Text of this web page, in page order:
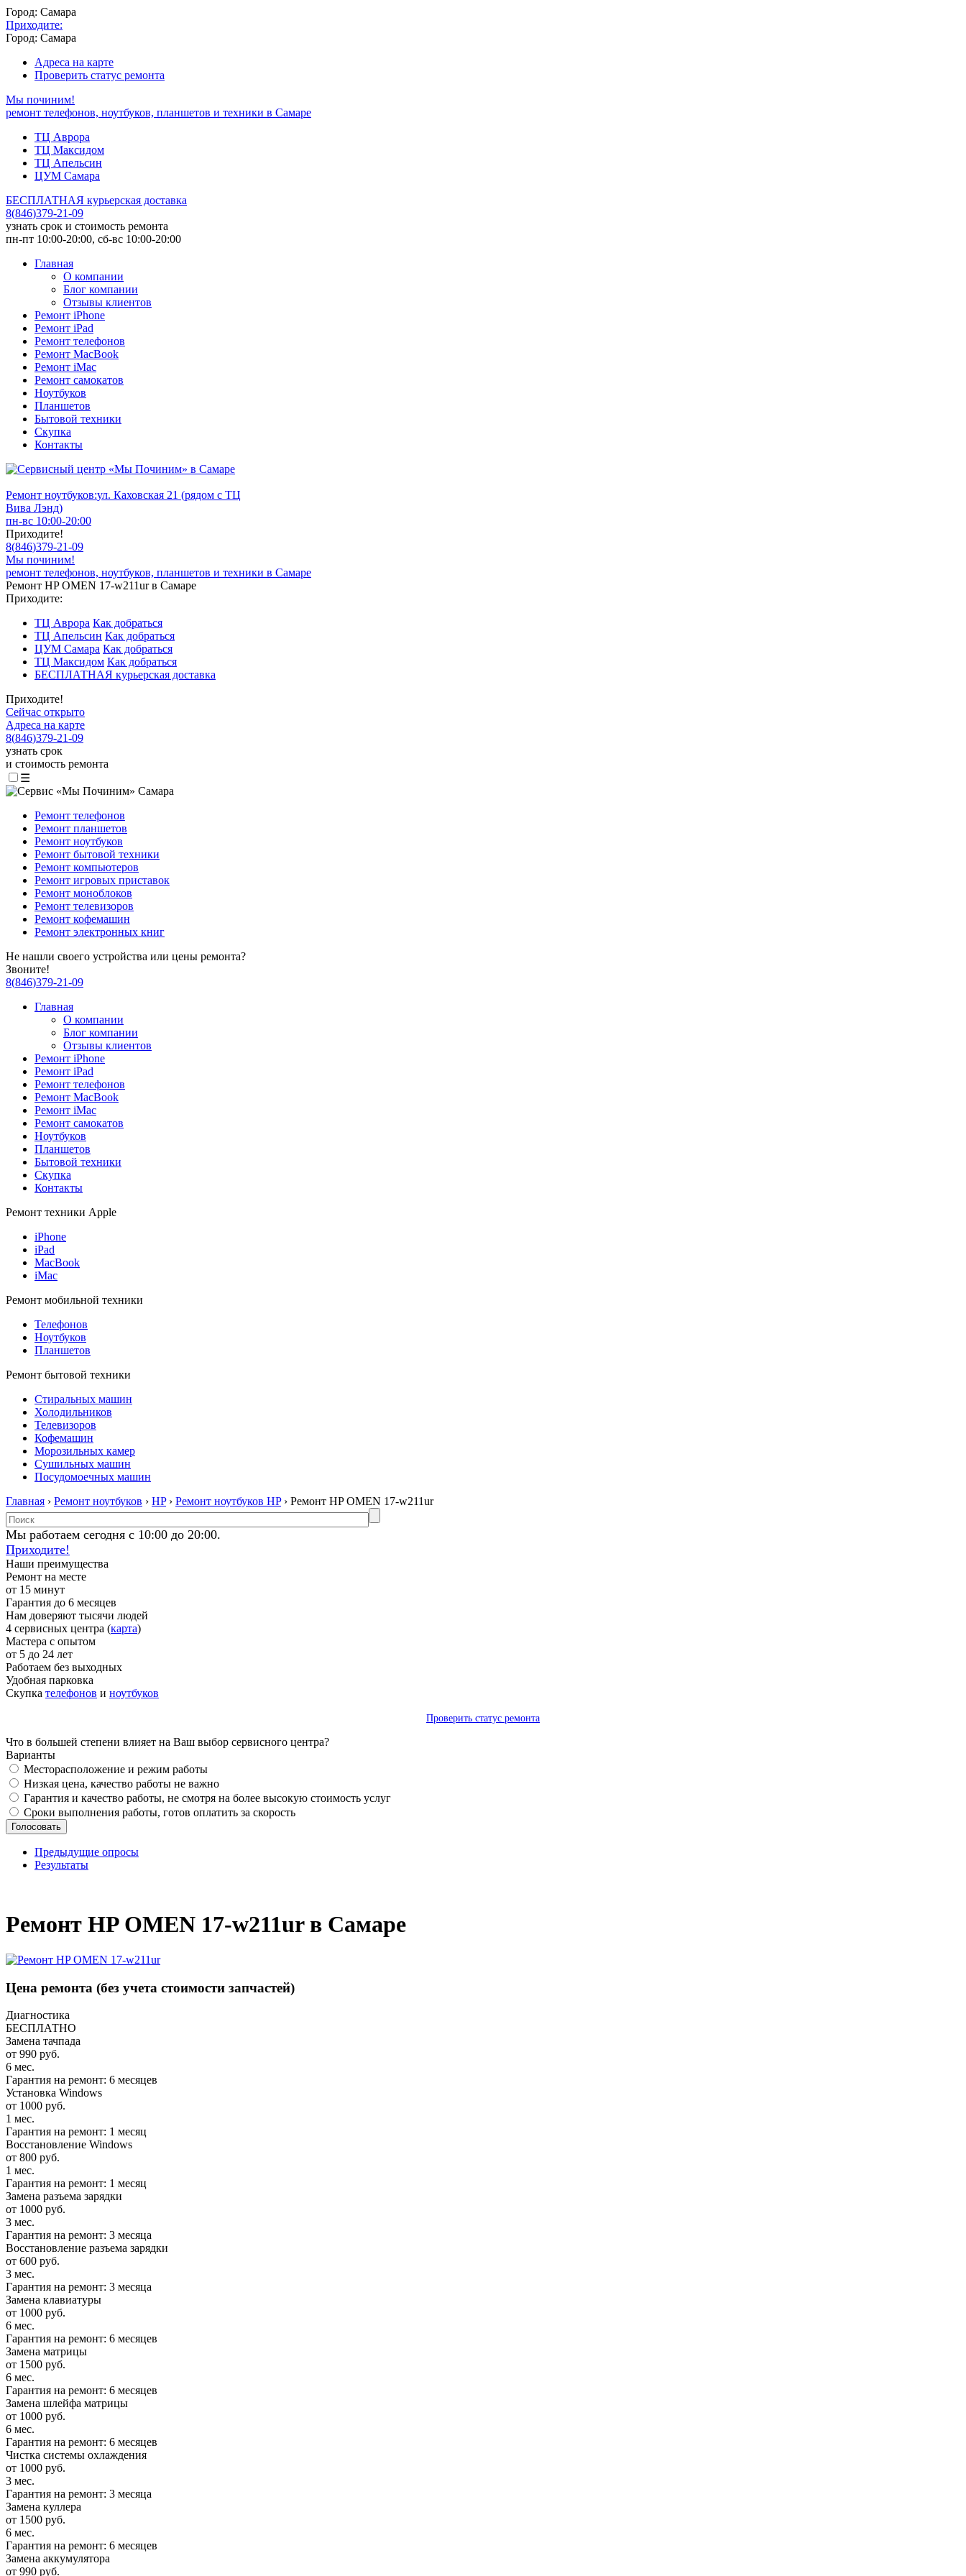
Город: Самара
Приходите:
Город: Самара
Адреса на карте
Проверить статус ремонта
Мы починим!
ремонт телефонов, ноутбуков, планшетов и техники в Самаре
ТЦ Аврора
ТЦ Максидом
ТЦ Апельсин
ЦУМ Самара
БЕСПЛАТНАЯ курьерская доставка
8(846)379-21-09
узнать срок и стоимость ремонта
пн-пт 10:00-20:00, сб-вс 10:00-20:00
Главная
О компании
Блог компании
Отзывы клиентов
Ремонт iPhone
Ремонт iPad
Ремонт телефонов
Ремонт MacBook
Ремонт iMac
Ремонт самокатов
Ноутбуков
Планшетов
Бытовой техники
Скупка
Контакты
Ремонт ноутбуков:ул. Каховская 21 (рядом с ТЦ
Вива Лэнд)
пн-вс 10:00-20:00
Приходите!
8(846)379-21-09
Мы починим!
ремонт телефонов, ноутбуков, планшетов и техники в Самаре
Ремонт HP OMEN 17-w211ur в Самаре
Приходите:
ТЦ Аврора Как добраться
ТЦ Апельсин Как добраться
ЦУМ Самара Как добраться
ТЦ Максидом Как добраться
БЕСПЛАТНАЯ курьерская доставка
Приходите!
Сейчас открыто
Адреса на карте
8(846)379-21-09
узнать срок
и стоимость ремонта
☰
Ремонт телефонов
Ремонт планшетов
Ремонт ноутбуков
Ремонт бытовой техники
Ремонт компьютеров
Ремонт игровых приставок
Ремонт моноблоков
Ремонт телевизоров
Ремонт кофемашин
Ремонт электронных книг
Не нашли своего устройства или цены ремонта?
Звоните!
8(846)379-21-09
Главная
О компании
Блог компании
Отзывы клиентов
Ремонт iPhone
Ремонт iPad
Ремонт телефонов
Ремонт MacBook
Ремонт iMac
Ремонт самокатов
Ноутбуков
Планшетов
Бытовой техники
Скупка
Контакты
Ремонт техники Apple
iPhone
iPad
MacBook
iMac
Ремонт мобильной техники
Телефонов
Ноутбуков
Планшетов
Ремонт бытовой техники
Стиральных машин
Холодильников
Телевизоров
Кофемашин
Морозильных камер
Сушильных машин
Посудомоечных машин
Главная › Ремонт ноутбуков › HP› Ремонт ноутбуков HP› Ремонт HP OMEN 17-w211ur
Мы работаем сегодня с 10:00 до 20:00.
Приходите!
Наши преимущества
Ремонт на месте
от 15 минут
Гарантия до 6 месяцев
Нам доверяют тысячи людей
4 сервисных центра (карта)
Мастера с опытом
от 5 до 24 лет
Работаем без выходных
Удобная парковка
Скупка телефонов и ноутбуков
Проверить статус ремонта
Что в большей степени влияет на Ваш выбор сервисного центра?
Варианты
Месторасположение и режим работы
Низкая цена, качество работы не важно
Гарантия и качество работы, не смотря на более высокую стоимость услуг
Сроки выполнения работы, готов оплатить за скорость
Предыдущие опросы
Результаты
Ремонт HP OMEN 17-w211ur в Самаре
Цена ремонта (без учета стоимости запчастей)
Диагностика
БЕСПЛАТНО
Замена тачпада
от 990 руб.
6 мес.
Гарантия на ремонт: 6 месяцев
Установка Windows
от 1000 руб.
1 мес.
Гарантия на ремонт: 1 месяц
Восстановление Windows
от 800 руб.
1 мес.
Гарантия на ремонт: 1 месяц
Замена разъема зарядки
от 1000 руб.
3 мес.
Гарантия на ремонт: 3 месяца
Восстановление разъема зарядки
от 600 руб.
3 мес.
Гарантия на ремонт: 3 месяца
Замена клавиатуры
от 1000 руб.
6 мес.
Гарантия на ремонт: 6 месяцев
Замена матрицы
от 1500 руб.
6 мес.
Гарантия на ремонт: 6 месяцев
Замена шлейфа матрицы
от 1000 руб.
6 мес.
Гарантия на ремонт: 6 месяцев
Чистка системы охлаждения
от 1000 руб.
3 мес.
Гарантия на ремонт: 3 месяца
Замена куллера
от 1500 руб.
6 мес.
Гарантия на ремонт: 6 месяцев
Замена аккумулятора
от 990 руб.